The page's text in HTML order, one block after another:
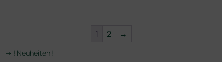
1 2 →
-> ! Neuheiten !